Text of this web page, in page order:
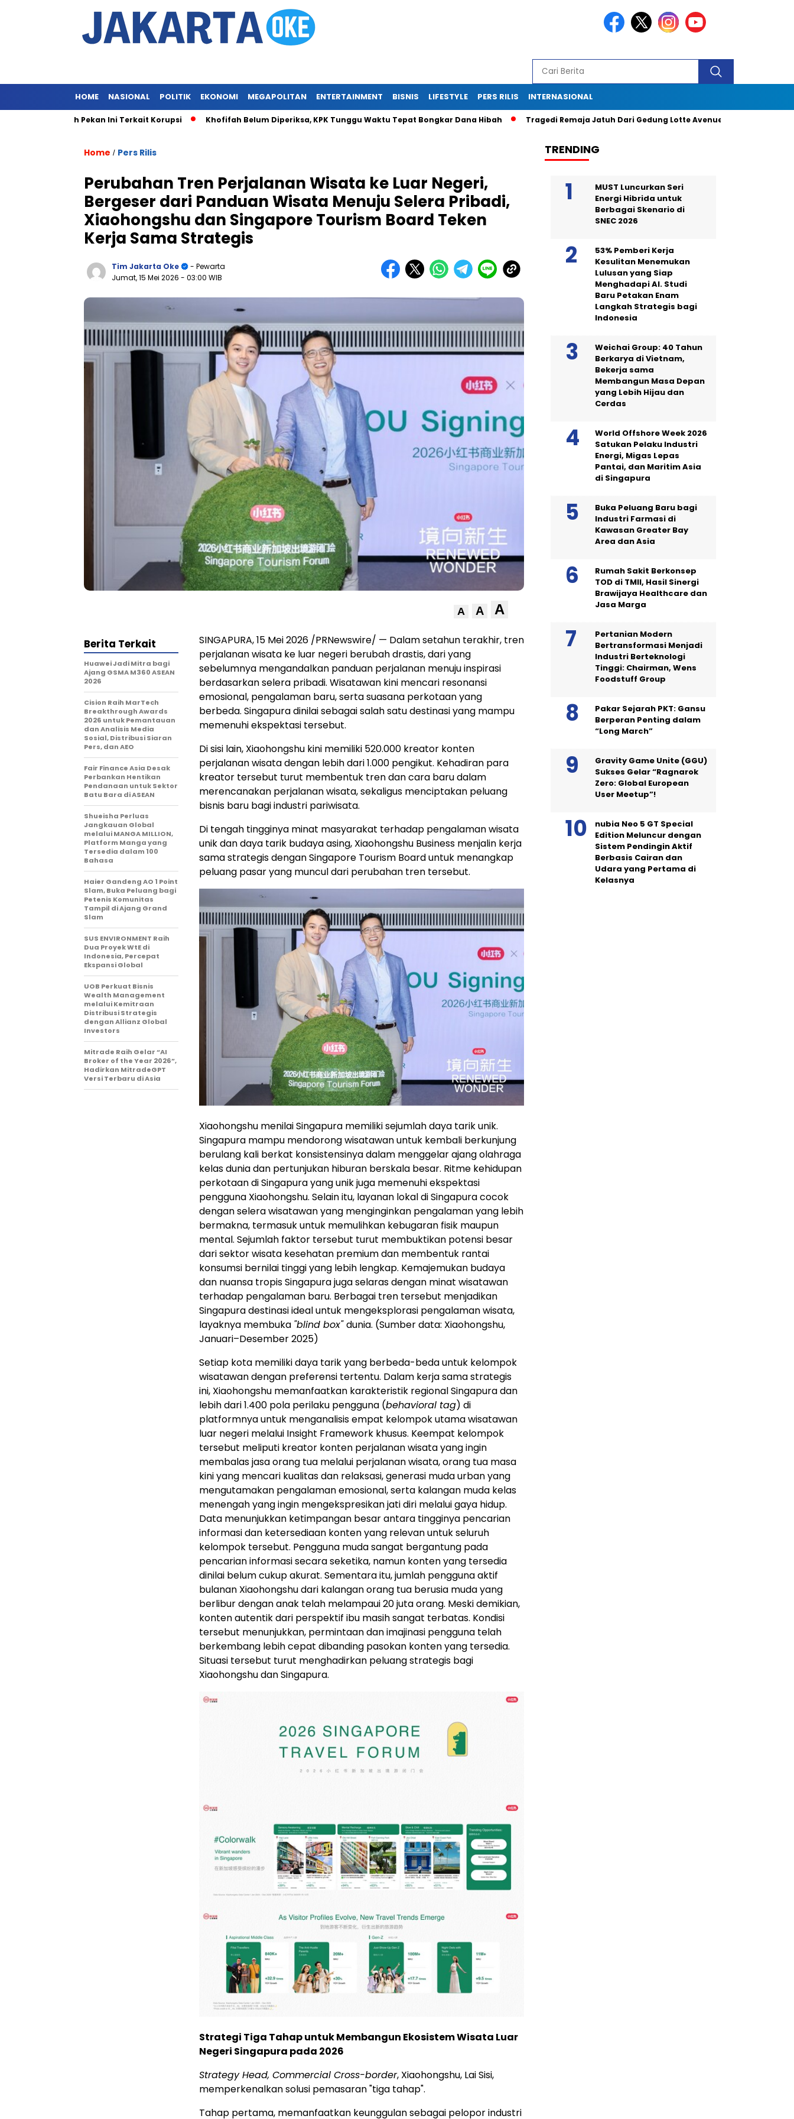
HOME NASIONAL POLITIK EKONOMI MEGAPOLITAN ENTERTAINMENT BISNIS LIFESTYLE PERS RILIS INTERNASIONAL
Khofifah Pekan Ini Terkait Korupsi Khofifah Belum Diperiksa, KPK Tunggu Waktu Tepat Bongkar Dana Hibah Tragedi Remaja Jatuh Dari Gedung Lotte Avenue: Kronologi, Saksi Mata,
Home / Pers Rilis
Perubahan Tren Perjalanan Wisata ke Luar Negeri,
Bergeser dari Panduan Wisata Menuju Selera Pribadi,
Xiaohongshu dan Singapore Tourism Board Teken
Kerja Sama Strategis
Tim Jakarta Oke
- Pewarta
Jumat, 15 Mei 2026 - 03:00 WIB
A A A
SINGAPURA, 15 Mei 2026 /PRNewswire/ — Dalam setahun terakhir, tren
perjalanan wisata ke luar negeri berubah drastis, dari yang
sebelumnya mengandalkan panduan perjalanan menuju inspirasi
berdasarkan selera pribadi. Wisatawan kini mencari resonansi
emosional, pengalaman baru, serta suasana perkotaan yang
berbeda. Singapura dinilai sebagai salah satu destinasi yang mampu
memenuhi ekspektasi tersebut.
Di sisi lain, Xiaohongshu kini memiliki 520.000 kreator konten
perjalanan wisata dengan lebih dari 1.000 pengikut. Kehadiran para
kreator tersebut turut membentuk tren dan cara baru dalam
merencanakan perjalanan wisata, sekaligus menciptakan peluang
bisnis baru bagi industri pariwisata.
Di tengah tingginya minat masyarakat terhadap pengalaman wisata
unik dan daya tarik budaya asing, Xiaohongshu Business menjalin kerja
sama strategis dengan Singapore Tourism Board untuk menangkap
peluang pasar yang muncul dari perubahan tren tersebut.
Xiaohongshu menilai Singapura memiliki sejumlah daya tarik unik.
Singapura mampu mendorong wisatawan untuk kembali berkunjung
berulang kali berkat konsistensinya dalam menggelar ajang olahraga
kelas dunia dan pertunjukan hiburan berskala besar. Ritme kehidupan
perkotaan di Singapura yang unik juga memenuhi ekspektasi
pengguna Xiaohongshu. Selain itu, layanan lokal di Singapura cocok
dengan selera wisatawan yang menginginkan pengalaman yang lebih
bermakna, termasuk untuk memulihkan kebugaran fisik maupun
mental. Sejumlah faktor tersebut turut membuktikan potensi besar
dari sektor wisata kesehatan premium dan membentuk rantai
konsumsi bernilai tinggi yang lebih lengkap. Kemajemukan budaya
dan nuansa tropis Singapura juga selaras dengan minat wisatawan
terhadap pengalaman baru. Berbagai tren tersebut menjadikan
Singapura destinasi ideal untuk mengeksplorasi pengalaman wisata,
layaknya membuka "blind box"dunia. (Sumber data: Xiaohongshu,
Januari–Desember 2025)
Setiap kota memiliki daya tarik yang berbeda-beda untuk kelompok
wisatawan dengan preferensi tertentu. Dalam kerja sama strategis
ini, Xiaohongshu memanfaatkan karakteristik regional Singapura dan
lebih dari 1.400 pola perilaku pengguna (behavioral tag) di
platformnya untuk menganalisis empat kelompok utama wisatawan
luar negeri melalui Insight Framework khusus. Keempat kelompok
tersebut meliputi kreator konten perjalanan wisata yang ingin
membalas jasa orang tua melalui perjalanan wisata, orang tua masa
kini yang mencari kualitas dan relaksasi, generasi muda urban yang
mengutamakan pengalaman emosional, serta kalangan muda kelas
menengah yang ingin mengekspresikan jati diri melalui gaya hidup.
Data menunjukkan ketimpangan besar antara tingginya pencarian
informasi dan ketersediaan konten yang relevan untuk seluruh
kelompok tersebut. Pengguna muda sangat bergantung pada
pencarian informasi secara seketika, namun konten yang tersedia
dinilai belum cukup akurat. Sementara itu, jumlah pengguna aktif
bulanan Xiaohongshu dari kalangan orang tua berusia muda yang
berlibur dengan anak telah melampaui 20 juta orang. Meski demikian,
konten autentik dari perspektif ibu masih sangat terbatas. Kondisi
tersebut menunjukkan, permintaan dan imajinasi pengguna telah
berkembang lebih cepat dibanding pasokan konten yang tersedia.
Situasi tersebut turut menghadirkan peluang strategis bagi
Xiaohongshu dan Singapura.
Strategi Tiga Tahap untuk Membangun Ekosistem Wisata Luar
Negeri Singapura pada 2026
Strategy Head, Commercial Cross-border, Xiaohongshu, Lai Sisi,
memperkenalkan solusi pemasaran "tiga tahap".
Tahap pertama, memanfaatkan keunggulan sebagai pelopor industri
Berita Terkait
Huawei Jadi Mitra bagi
Ajang GSMA M360 ASEAN
2026
Cision Raih MarTech
Breakthrough Awards
2026 untuk Pemantauan
dan Analisis Media
Sosial, Distribusi Siaran
Pers, dan AEO
Fair Finance Asia Desak
Perbankan Hentikan
Pendanaan untuk Sektor
Batu Bara di ASEAN
Shueisha Perluas
Jangkauan Global
melalui MANGA MILLION,
Platform Manga yang
Tersedia dalam 100
Bahasa
Haier Gandeng AO 1 Point
Slam, Buka Peluang bagi
Petenis Komunitas
Tampil di Ajang Grand
Slam
SUS ENVIRONMENT Raih
Dua Proyek WtE di
Indonesia, Percepat
Ekspansi Global
UOB Perkuat Bisnis
Wealth Management
melalui Kemitraan
Distribusi Strategis
dengan Allianz Global
Investors
Mitrade Raih Gelar “AI
Broker of the Year 2026”,
Hadirkan MitradeGPT
Versi Terbaru di Asia
TRENDING
MUST Luncurkan Seri
Energi Hibrida untuk
Berbagai Skenario di
SNEC 2026
53% Pemberi Kerja
Kesulitan Menemukan
Lulusan yang Siap
Menghadapi AI. Studi
Baru Petakan Enam
Langkah Strategis bagi
Indonesia
Weichai Group: 40 Tahun
Berkarya di Vietnam,
Bekerja sama
Membangun Masa Depan
yang Lebih Hijau dan
Cerdas
World Offshore Week 2026
Satukan Pelaku Industri
Energi, Migas Lepas
Pantai, dan Maritim Asia
di Singapura
Buka Peluang Baru bagi
Industri Farmasi di
Kawasan Greater Bay
Area dan Asia
Rumah Sakit Berkonsep
TOD di TMII, Hasil Sinergi
Brawijaya Healthcare dan
Jasa Marga
Pertanian Modern
Bertransformasi Menjadi
Industri Berteknologi
Tinggi: Chairman, Wens
Foodstuff Group
Pakar Sejarah PKT: Gansu
Berperan Penting dalam
“Long March”
Gravity Game Unite (GGU)
Sukses Gelar “Ragnarok
Zero: Global European
User Meetup”!
nubia Neo 5 GT Special
Edition Meluncur dengan
Sistem Pendingin Aktif
Berbasis Cairan dan
Udara yang Pertama di
Kelasnya